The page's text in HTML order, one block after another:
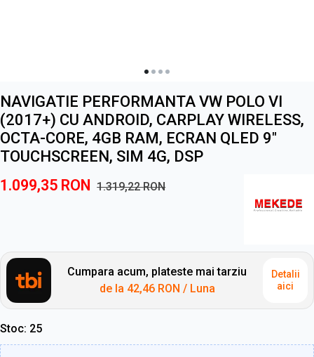
NAVIGATIE PERFORMANTA VW POLO VI
(2017+) CU ANDROID, CARPLAY WIRELESS,
OCTA-CORE, 4GB RAM, ECRAN QLED 9"
TOUCHSCREEN, SIM 4G, DSP
1.099,35 RON 1.319,22RON
Cumpara acum, plateste mai tarziu
de la 42,46 RON / Luna
Detalii
aici
Stoc 25